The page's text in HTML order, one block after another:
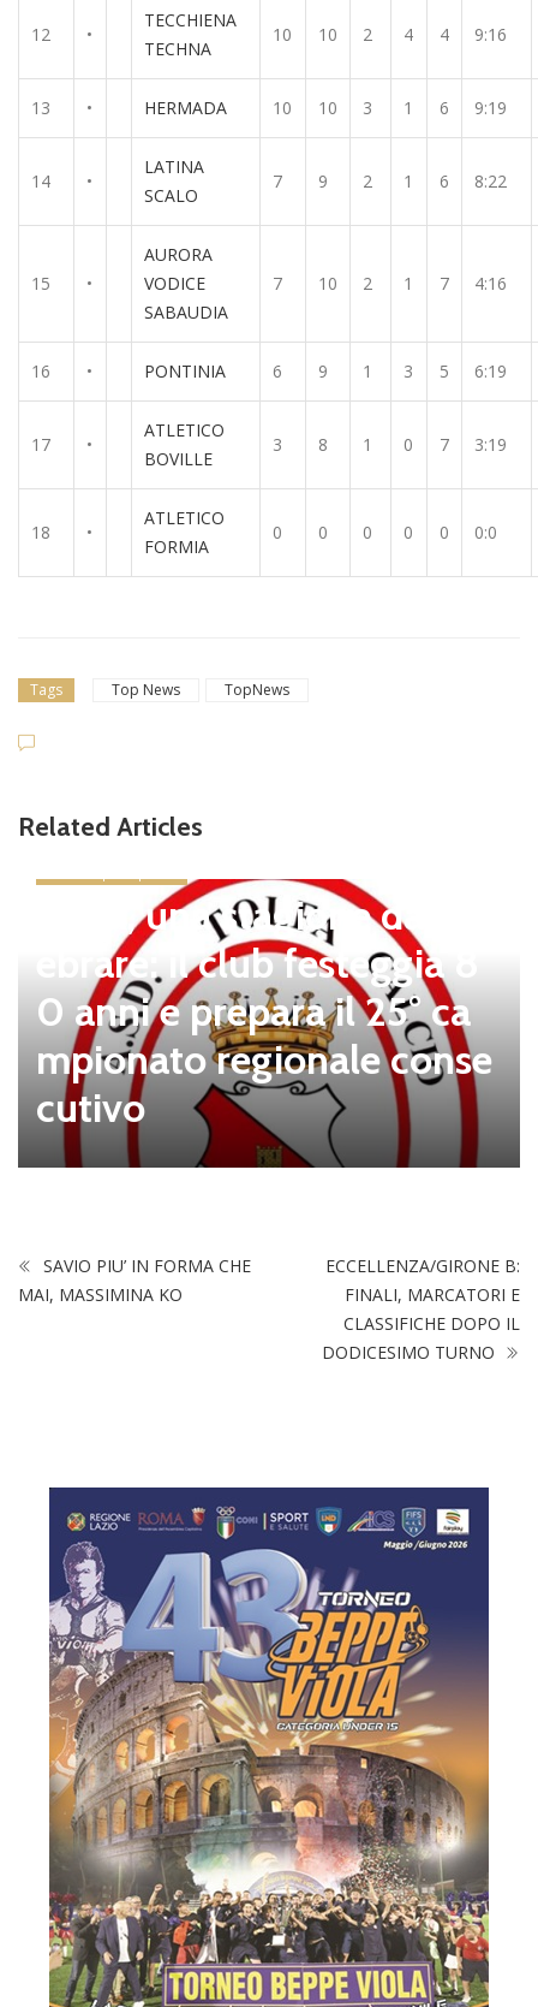
12 •
TECCHIENA
TECHNA
10 10 2 4 4 9:16
13 • HERMADA 10 10 3 1 6 9:19
14 •
LATINA
SCALO
7 9 2 1 6 8:22
15 •
AURORA
VODICE
SABAUDIA
7 10 2 1 7 4:16
16 • PONTINIA 6 9 1 3 5 6:19
17 •
ATLETICO
BOVILLE
3 8 1 0 7 3:19
18 •
ATLETICO
FORMIA
0 0 0 0 0 0:0
Tags Top News TopNews
Related Articles
Tolfa, una stagione da cel
ebrare: il club festeggia 8
0 anni e prepara il 25° ca
mpionato regionale conse
cutivo
SAVIO PIU’ IN FORMA CHE
MAI, MASSIMINA KO
ECCELLENZA/GIRONE B:
FINALI, MARCATORI E
CLASSIFICHE DOPO IL
DODICESIMO TURNO